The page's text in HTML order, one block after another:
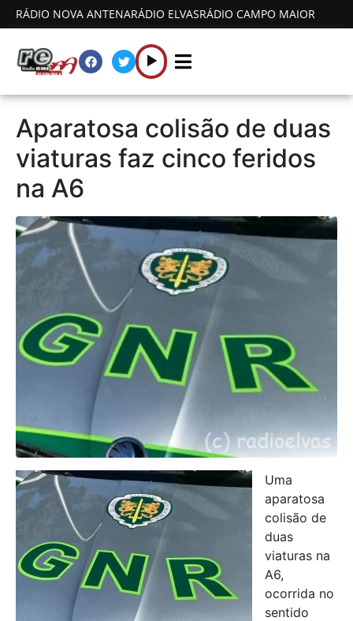
RÁDIO NOVA ANTENARÁDIO ELVASRÁDIO CAMPO MAIOR
Aparatosa colisão de duas
viaturas faz cinco feridos
na A6
Uma
aparatosa
colisão de
duas
viaturas na
A6,
ocorrida no
sentido